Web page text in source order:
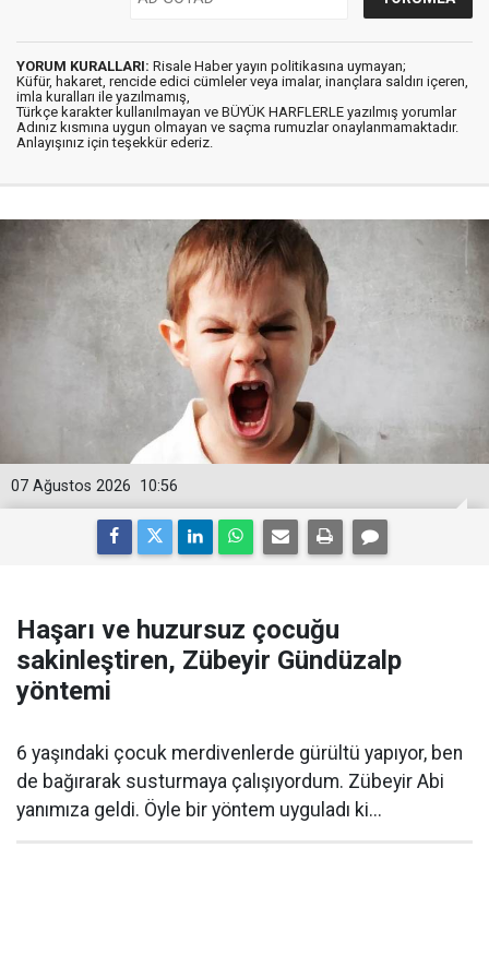
YORUM KURALLARI: Risale Haber yayın politikasına uymayan;
Küfür, hakaret, rencide edici cümleler veya imalar, inançlara saldırı içeren,
imla kuralları ile yazılmamış,
Türkçe karakter kullanılmayan ve BÜYÜK HARFLERLE yazılmış yorumlar
Adınız kısmına uygun olmayan ve saçma rumuzlar onaylanmamaktadır.
Anlayışınız için teşekkür ederiz.
10:56
07 Ağustos 2026
Haşarı ve huzursuz çocuğu
sakinleştiren, Zübeyir Gündüzalp
yöntemi
6 yaşındaki çocuk merdivenlerde gürültü yapıyor, ben
de bağırarak susturmaya çalışıyordum. Zübeyir Abi
yanımıza geldi. Öyle bir yöntem uyguladı ki...